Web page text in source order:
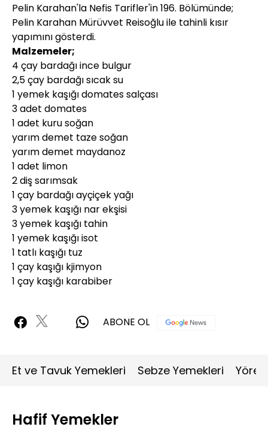
Pelin Karahan'la Nefis Tarifler'in 196. Bölümünde;
Pelin Karahan Mürüvvet Reisoğlu ile tahinli kısır
yapımını gösterdi.
Malzemeler;
4 çay bardağı ince bulgur
2,5 çay bardağı sıcak su
1 yemek kaşığı domates salçası
3 adet domates
1 adet kuru soğan
yarım demet taze soğan
yarım demet maydanoz
1 adet limon
2 diş sarımsak
1 çay bardağı ayçiçek yağı
3 yemek kaşığı nar ekşisi
3 yemek kaşığı tahin
1 yemek kaşığı isot
1 tatlı kaşığı tuz
1 çay kaşığı kjimyon
1 çay kaşığı karabiber
ABONE OL
Et ve Tavuk Yemekleri Sebze Yemekleri
Hafif Yemekler